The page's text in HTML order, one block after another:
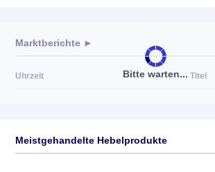
Bitte warten...
Marktberichte ►
Uhrzeit Titel
Meistgehandelte Hebelprodukte